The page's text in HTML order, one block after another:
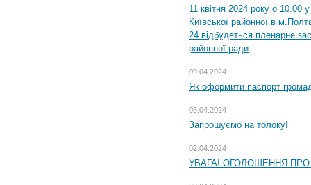
11 квітня 2024 року о 10.00
Київської районної в
24 відбудеться пленарне
районної ради
09.04.2024
Як оформити паспорт
05.04.2024
Запрошуємо на толоку!
02.04.2024
УВАГА! ОГОЛОШЕННЯ